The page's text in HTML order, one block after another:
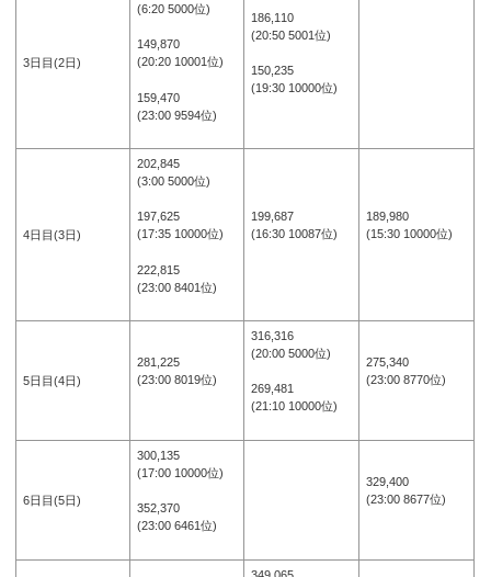
3日目(2日)
(6:20 5000位)
149,870
(20:20 10001位)
159,470
(23:00 9594位)
186,110
(20:50 5001位)
150,235
(19:30 10000位)
4日目(3日)
202,845
(3:00 5000位)
197,625
(17:35 10000位)
222,815
(23:00 8401位)
199,687
(16:30 10087位)
189,980
(15:30 10000位)
5日目(4日)
281,225
(23:00 8019位)
316,316
(20:00 5000位)
269,481
(21:10 10000位)
275,340
(23:00 8770位)
6日目(5日)
300,135
(17:00 10000位)
352,370
(23:00 6461位)
329,400
(23:00 8677位)
349,065